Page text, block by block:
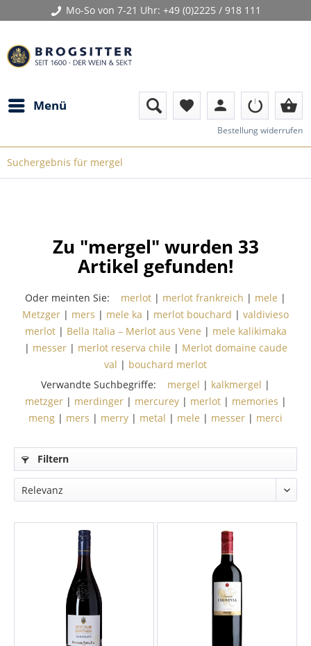
Mo-So von 7-21 Uhr: +49 (0)2225 / 918 111
Menü favorite person shopping_basket
Bestellung widerrufen
Suchergebnis für mergel
Zu "mergel" wurden 33
Artikel gefunden!
Oder meinten Sie: merlot | merlot frankreich | mele |
Metzger | mers | mele ka | merlot bouchard | valdivieso
merlot| Bella Italia – Merlot aus Vene | mele kalikimaka
| messer| merlot reserva chile | Merlot domaine caude
val | bouchard merlot
Verwandte Suchbegriffe:
mergel | kalkmergel |
metzger| merdinger| mercurey| merlot| memories |
meng | mers | merry | metal | mele | messer | merci
Filtern